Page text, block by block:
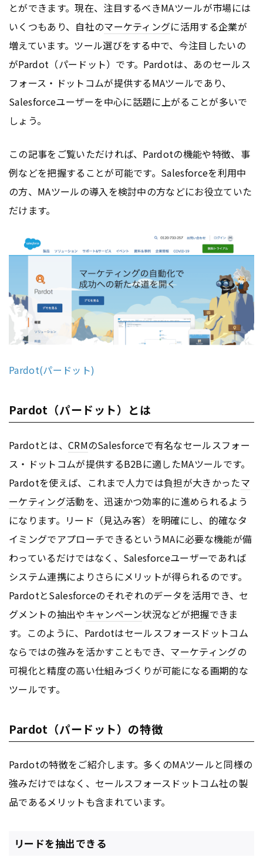
とができます。現在、注目するべきMAツールが市場には
いくつもあり、自社のマーケティングに活用する企業が
増えています。ツール選びをする中で、今注目したいの
がPardot（パードット）です。Pardotは、あのセールス
フォース・ドットコムが提供するMAツールであり、
Salesforceユーザーを中心に話題に上がることが多いで
しょう。
この記事をご覧いただければ、Pardotの機能や特徴、事
例などを把握することが可能です。Salesforceを利用中
の方、MAツールの導入を検討中の方などにお役立ていた
だけます。
Pardot(パードット)
Pardot（パードット）とは
Pardotとは、 CRMのSalesforceで有名なセールスフォー
ス・ドットコムが提供するB2Bに適したMAツールです。
Pardotを使えば、これまで人力では負担が大きかったマ
ーケティング活動を、迅速かつ効率的に進められるよう
になります。リード（見込み客）を明確にし、的確なタ
イミングでアプローチできるというMAに必要な機能が備
わっているだけではなく、Salesforceユーザーであれば
システム連携によりさらにメリットが得られるのです。
PardotとSalesforceのそれぞれのデータを活用でき、セ
グメントの抽出やキャンペーン状況などが把握できま
す。このように、Pardotはセールスフォースドットコム
ならではの強みを活かすこともでき、 マーケティングの
可視化と精度の高い仕組みづくりが可能になる画期的な
ツールです。
Pardot（パードット）の特徴
Pardotの特徴をご紹介します。多くのMAツールと同様の
強みだけではなく、セールスフォースドットコム社の製
品であるメリットも含まれています。
リードを抽出できる